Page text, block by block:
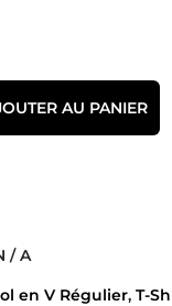
AU PANIER
/ A
en V Régulier, T-